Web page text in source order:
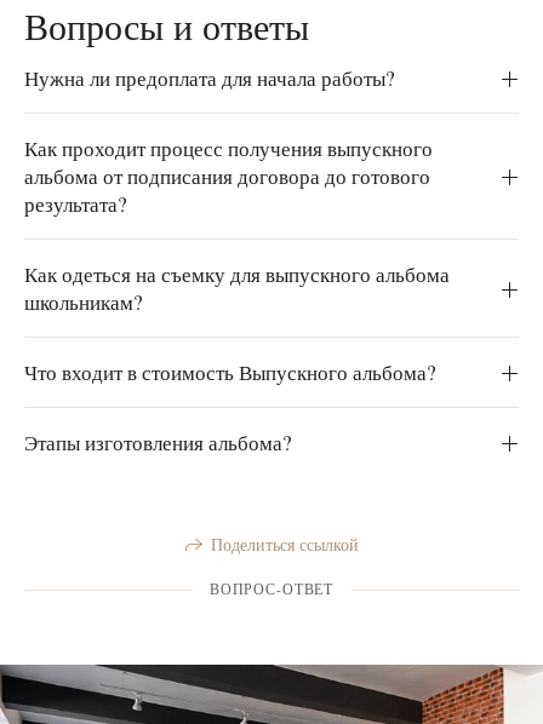
Вопросы и ответы
Нужна ли предоплата для начала работы?
Как проходит процесс получения выпускного
альбома от подписания договора до готового
результата?
Как одеться на съемку для выпускного альбома
школьникам?
Что входит в стоимость Выпускного альбома?
Этапы изготовления альбома?
Поделиться ссылкой
ВОПРОС-ОТВЕТ